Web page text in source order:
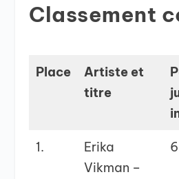
Classement
Place
Artiste et
titre
1.
Erika
Vikman –